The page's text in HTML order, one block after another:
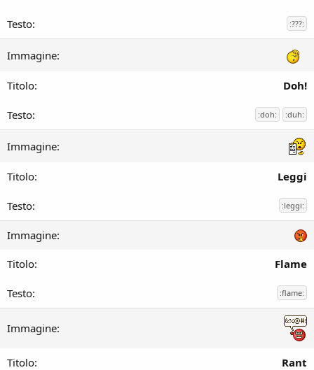
:???:
Doh!
:doh: :duh:
Leggi
:leggi:
Flame
:flame:
Rant